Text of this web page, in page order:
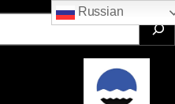
Russian